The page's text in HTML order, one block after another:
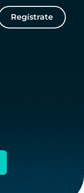
Regístrate